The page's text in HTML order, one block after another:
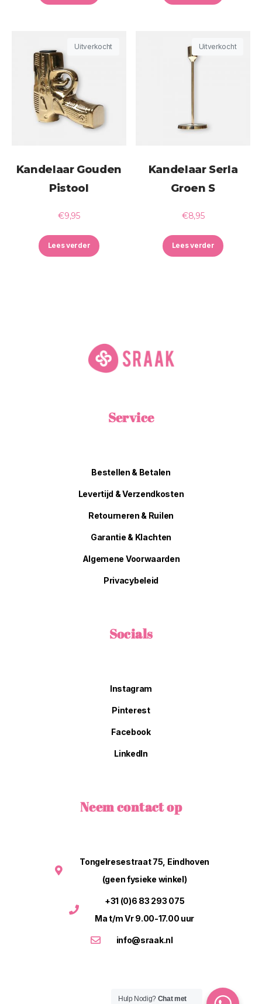
Uitverkocht
Kandelaar Gouden
Pistool
€9,95
Lees verder
Uitverkocht
Kandelaar Serla
Groen S
€8,95
Lees verder
Service
Bestellen & Betalen
Levertijd & Verzendkosten
Retourneren & Ruilen
Garantie & Klachten
Algemene Voorwaarden
Privacybeleid
Socials
Instagram
Pinterest
Facebook
LinkedIn
Neem contact op
Tongelresestraat 75, Eindhoven
(geen fysieke winkel)
+31 (0)6 83 293 075
Ma t/m Vr 9.00-17.00 uur
info@sraak.nl
Hulp Nodig? Chat met